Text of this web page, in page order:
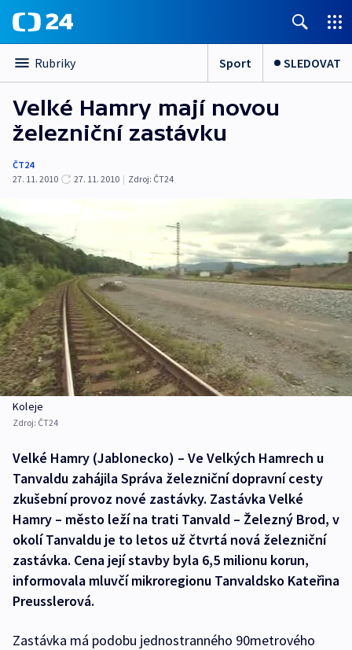
Rubriky Sport SLEDOVAT
Velké Hamry mají novou
železniční zastávku
ČT24
27. 11. 2010
27. 11. 2010 | Zdroj: ČT24
Koleje
Zdroj: ČT24
Velké Hamry (Jablonecko) – Ve Velkých Hamrech u
Tanvaldu zahájila Správa železniční dopravní cesty
zkušební provoz nové zastávky. Zastávka Velké
Hamry – město leží na trati Tanvald – Železný Brod, v
okolí Tanvaldu je to letos už čtvrtá nová železniční
zastávka. Cena její stavby byla 6,5 milionu korun,
informovala mluvčí mikroregionu Tanvaldsko Kateřina
Preusslerová.
Zastávka má podobu jednostranného 90metrového